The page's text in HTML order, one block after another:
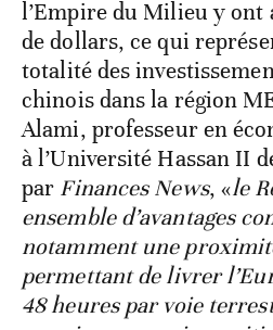
l’Empire du Milieu y
de dollars, ce qui
totalité des
chinois dans la région
Alami, professeur en
à l’Université Hassan II
par Finances News, «le
ensemble d’avantages
notamment une
permettant de livrer
48 heures par voie